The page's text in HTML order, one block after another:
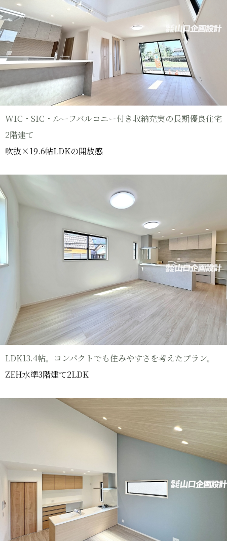
WIC・SIC・ルーフバルコニー付き収納充実の長期優良住宅
2階建て
吹抜×19.6帖LDKの開放感
LDK13.4帖。コンパクトでも住みやすさを考えたプラン。
ZEH水準3階建て2LDK